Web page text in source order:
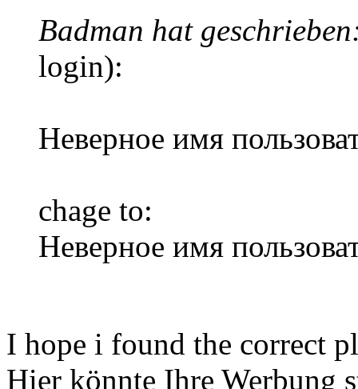
Badman hat
login):
Неверное имя
chage to:
Неверное имя
I hope i found the correct
Hier könnte Ihre Werbung